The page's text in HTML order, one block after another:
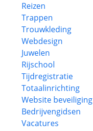
Reizen
Trappen
Trouwkleding
Webdesign
Juwelen
Rijschool
Tijdregistratie
Totaalinrichting
Website beveiliging
Bedrijvengidsen
Vacatures